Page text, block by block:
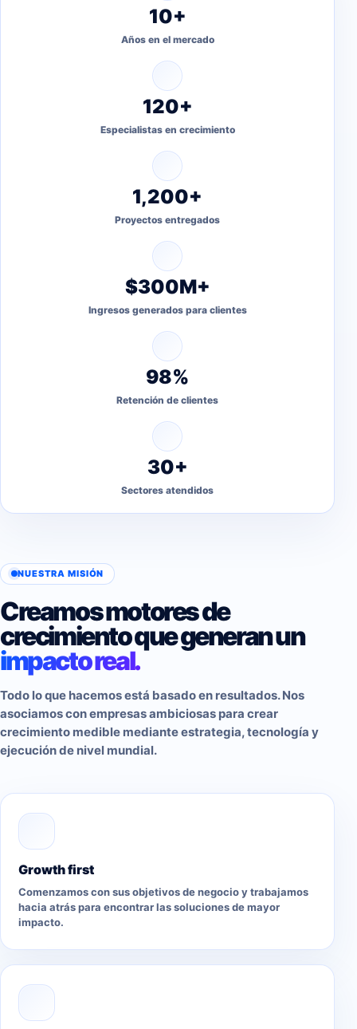
10+
Años en el mercado
120+
Especialistas en crecimiento
1,200+
Proyectos entregados
$300M+
Ingresos generados para clientes
98%
Retención de clientes
30+
Sectores atendidos
NUESTRA MISIÓN
Creamos motores de
crecimiento que generan un
impacto real.
Todo lo que hacemos está basado en resultados. Nos
asociamos con empresas ambiciosas para crear
crecimiento medible mediante estrategia, tecnología y
ejecución de nivel mundial.
Growth first
Comenzamos con sus objetivos de negocio y trabajamos
hacia atrás para encontrar las soluciones de mayor
impacto.